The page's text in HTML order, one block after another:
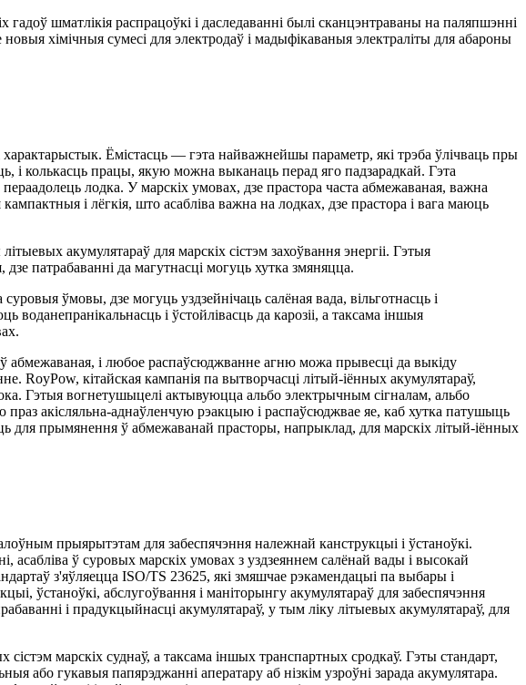
шматлікія распрацоўкі і даследаванні былі сканцэнтраваны на паляпшэнні
хімічныя сумесі для электродаў і мадыфікаваныя электраліты для абароны
Ёмістасць — гэта найважнейшы параметр, які трэба ўлічваць пры
і колькасць працы, якую можна выканаць перад яго падзарадкай. Гэта
лодка. У марскіх умовах, дзе прастора часта абмежаваная, важна
і лёгкія, што асабліва важна на лодках, дзе прастора і вага маюць
акумулятараў для марскіх сістэм захоўвання энергіі. Гэтыя
патрабаванні да магутнасці могуць хутка змяняцца.
ўмовы, дзе могуць уздзейнічаць салёная вада, вільготнасць і
і ўстойлівасць да карозіі, а таксама іншыя
абмежаваная, і любое распаўсюджванне агню можа прывесці да выкіду
кітайская кампанія па вытворчасці літый-іённых акумулятараў,
Гэтыя вогнетушыцелі актывуюцца альбо электрычным сігналам, альбо
праз акісляльна-аднаўленчую рэакцыю і распаўсюджвае яе, каб хутка патушыць
для прымянення ў абмежаванай прасторы, напрыклад, для марскіх літый-іённых
прыярытэтам для забеспячэння належнай канструкцыі і ўстаноўкі.
ў суровых марскіх умовах з уздзеяннем салёнай вады і высокай
з'яўляецца ISO/TS 23625, які змяшчае рэкамендацыі па выбары і
ўстаноўкі, абслугоўвання і маніторынгу акумулятараў для забеспячэння
і прадукцыйнасці акумулятараў, у тым ліку літыевых акумулятараў, для
марскіх суднаў, а таксама іншых транспартных сродкаў. Гэты стандарт,
або гукавыя папярэджанні аператару аб нізкім узроўні зарада акумулятара.